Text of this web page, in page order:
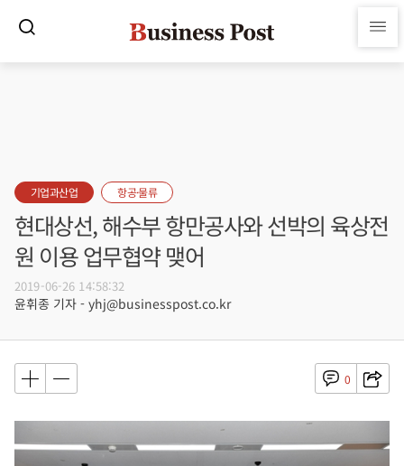
기업과산업 항공·물류
현대상선, 해수부 항만공사와 선박의 육상전
원 이용 업무협약 맺어
2019-06-26 14:58:32
윤휘종 기자 - yhj@businesspost.co.kr
0